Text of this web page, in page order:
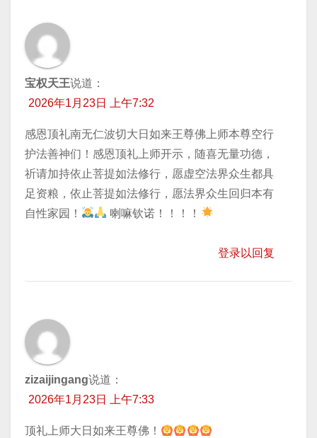
宝权天王说道：
2026年1月23日 上午7:32
感恩顶礼南无仁波切大日如来王尊佛上师本尊空行
护法善神们！感恩顶礼上师开示，随喜无量功德，
祈请加持​依止菩提如法修行，愿虚空法界众生都具
足资粮，依止菩提如法修行，愿法界众生回归本有
自性家园！
喇嘛钦诺！！！！
登录以回复
zizaijingang说道：
2026年1月23日 上午7:33
顶礼上师大日如来王尊佛！